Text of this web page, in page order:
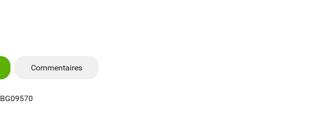
Commentaires
BG09570